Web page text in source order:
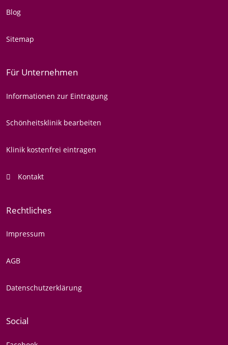
Blog
Sitemap
Für Unternehmen
Informationen zur Eintragung
Schönheitsklinik bearbeiten
Klinik kostenfrei eintragen
Kontakt
Rechtliches
Impressum
AGB
Datenschutzerklärung
Social